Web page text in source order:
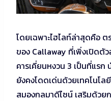
โดยเฉพาะไฮไลท์ล่าสุดคือ
ของ Callaway ที่เพิ่งเปิดตั
คารเคี่ยนหงวน 3 เป็นที่แรก
ยังคงโดดเด่นด้วยเทคโนโล
สมองกลมาดีไซน์ เสริมด้วย